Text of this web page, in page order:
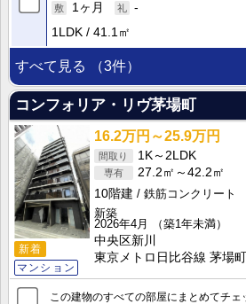
1ヶ月
-
1LDK
41.1㎡
すべて見る （3件）
コンフォリア・リヴ茅場町
新着
マンション
16.2万円～25.9万円
1K～2LDK
27.2㎡～42.2㎡
10階建
鉄筋コンクリート
新築
2026年4月
（築1年未満）
中央区新川
東京メトロ日比谷線 茅場
この建物のすべての部屋にまとめてチェ